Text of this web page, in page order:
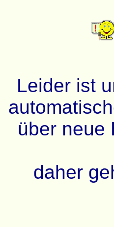
Leider ist
über neue
daher